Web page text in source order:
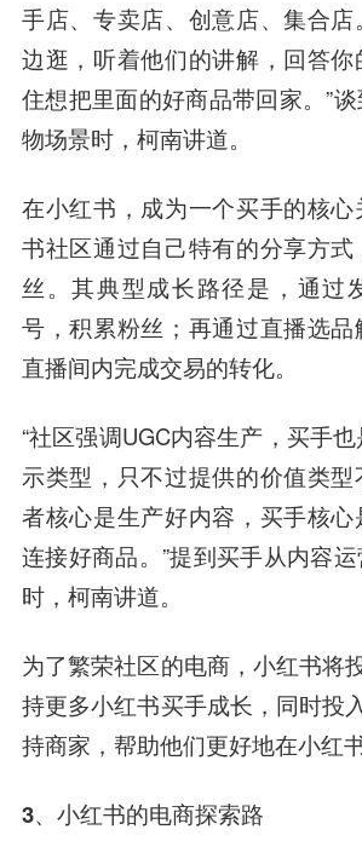
手店、专卖店、创意店、集合店
边逛，听着他们的讲解，回答
住想把里面的好商品带回家。”
物场景时，柯南讲道。
在小红书，成为一个买手的核
书社区通过自己特有的分享方
丝。其典型成长路径是，通过
号，积累粉丝；再通过直播选
直播间内完成交易的转化。
“社区强调UGC内容生产，买手
示类型，只不过提供的价值类
者核心是生产好内容，买手核心
连接好商品。”提到买手从内容
时，柯南讲道。
为了繁荣社区的电商，小红书将
持更多小红书买手成长，同时投
持商家，帮助他们更好地在小红书
3、小红书的电商探索路